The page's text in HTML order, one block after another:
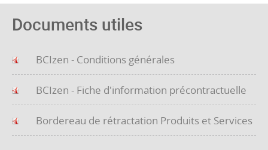
Documents utiles
BCIzen - Conditions générales
BCIzen - Fiche d'information précontractuelle
Bordereau de rétractation Produits et Services